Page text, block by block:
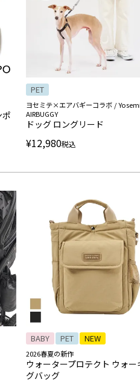
PET
ヨセミテ×エアバギーコラボ /
AIRBUGGY
ドッグ ロングリード
¥12,980税込
BABY PET NEW
2026春夏の新作
ウォータープロテクト ウォー
グバッグ